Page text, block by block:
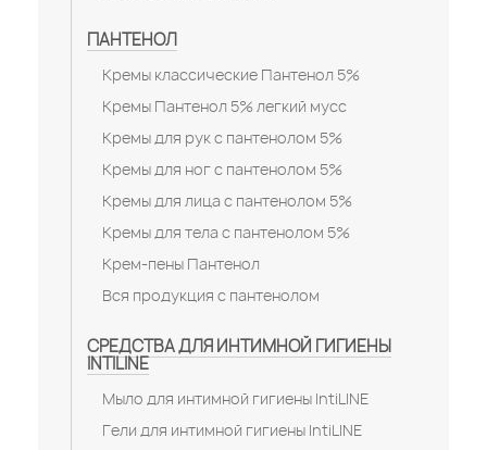
ПАНТЕНОЛ
Кремы классические Пантенол 5%
Кремы Пантенол 5% легкий мусс
Кремы для рук с пантенолом 5%
Кремы для ног с пантенолом 5%
Кремы для лица с пантенолом 5%
Кремы для тела с пантенолом 5%
Крем-пены Пантенол
Вся продукция с пантенолом
СРЕДСТВА ДЛЯ ИНТИМНОЙ ГИГИЕНЫ
INTILINE
Мыло для интимной гигиены IntiLINE
Гели для интимной гигиены IntiLINE